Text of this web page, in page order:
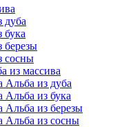
дуба
бука
березы
сосны
из массива
Альба из дуба
Альба из бука
Альба из березы
Альба из сосны